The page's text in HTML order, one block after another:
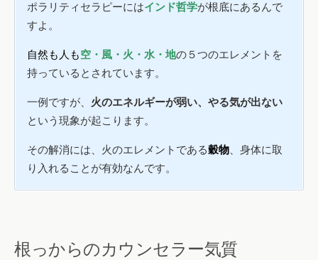
ポラリティセラピーにはインド哲学が根底にあるんで
すよ。
自然も人も空・風・火・水・地の５つのエレメントを
持っているとされています。
一例ですが、 火のエネルギーが弱い、やる気が出ない
という現象が起こります。
その解消には、火のエレメントである穀物、身体に取
り入れることが有効なんです。
根っからのカウンセラー気質